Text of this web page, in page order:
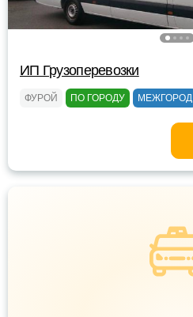
ИП Грузоперевозки
ФУРОЙ ПО ГОРОДУ МЕЖГОРОД